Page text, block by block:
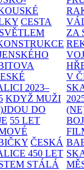
CESTA
2023–
KDYŽ MUŽI
DO
55 LET
ČESKÁ
450 LET
STÁLÁ
ZA
V